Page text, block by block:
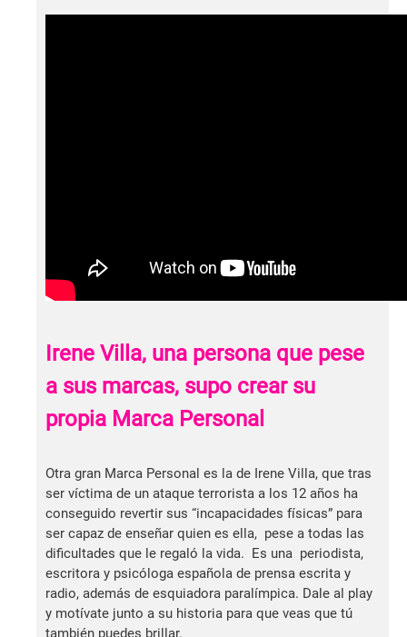
Irene Villa, una persona que pese
a sus marcas, supo crear su
propia Marca Personal
Otra gran Marca Personal es la de Irene Villa, que tras
ser víctima de un ataque terrorista a los 12 años ha
conseguido revertir sus “incapacidades físicas” para
ser capaz de enseñar quien es ella, pese a todas las
dificultades que le regaló la vida. Es una periodista,
escritora y psicóloga española de prensa escrita y
radio, además de esquiadora paralímpica. Dale al play
y motívate junto a su historia para que veas que tú
también puedes brillar.